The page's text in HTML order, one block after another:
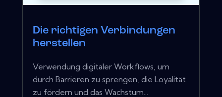
Die richtigen Verbindungen
herstellen
Verwendung digitaler Workflows, um
durch Barrieren zu sprengen, die Loyalität
zu fördern und das Wachstum...